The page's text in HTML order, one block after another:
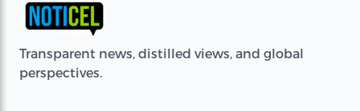
Transparent news, distilled views, and global
perspectives.